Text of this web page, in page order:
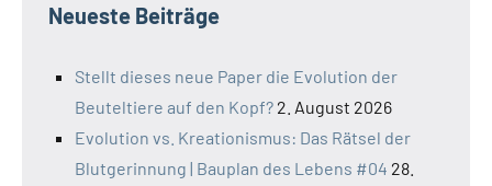
Neueste Beiträge
Stellt dieses neue Paper die Evolution der
Beuteltiere auf den Kopf? 2. August 2026
Evolution vs. Kreationismus: Das Rätsel der
Blutgerinnung | Bauplan des Lebens #04 28.